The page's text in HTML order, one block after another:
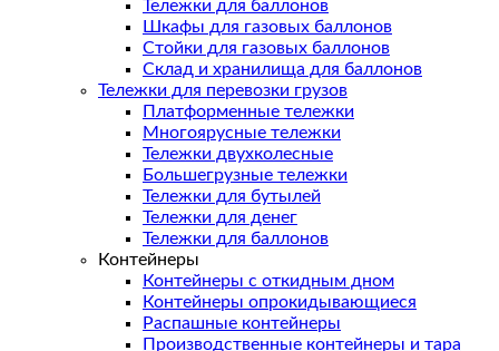
Тележки для баллонов
Шкафы для газовых баллонов
Стойки для газовых баллонов
Склад и хранилища для баллонов
Тележки для перевозки грузов
Платформенные тележки
Многоярусные тележки
Тележки двухколесные
Большегрузные тележки
Тележки для бутылей
Тележки для денег
Тележки для баллонов
Контейнеры
Контейнеры с откидным дном
Контейнеры опрокидывающиеся
Распашные контейнеры
Производственные контейнеры и тара